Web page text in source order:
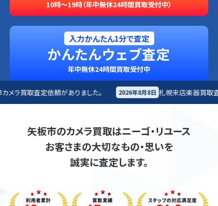
10時～19時（年中無休24時間買取受付中）
入力かんたん1分で査定
かんたんウェブ査定
年中無休24時間買取受付中
りました。 2026年8月8日 札幌来店 楽器買取査定依頼がありました。
矢板市のカメラ買取はニーゴ・リユース
お客さまの大切なもの・思いを
誠実に査定します。